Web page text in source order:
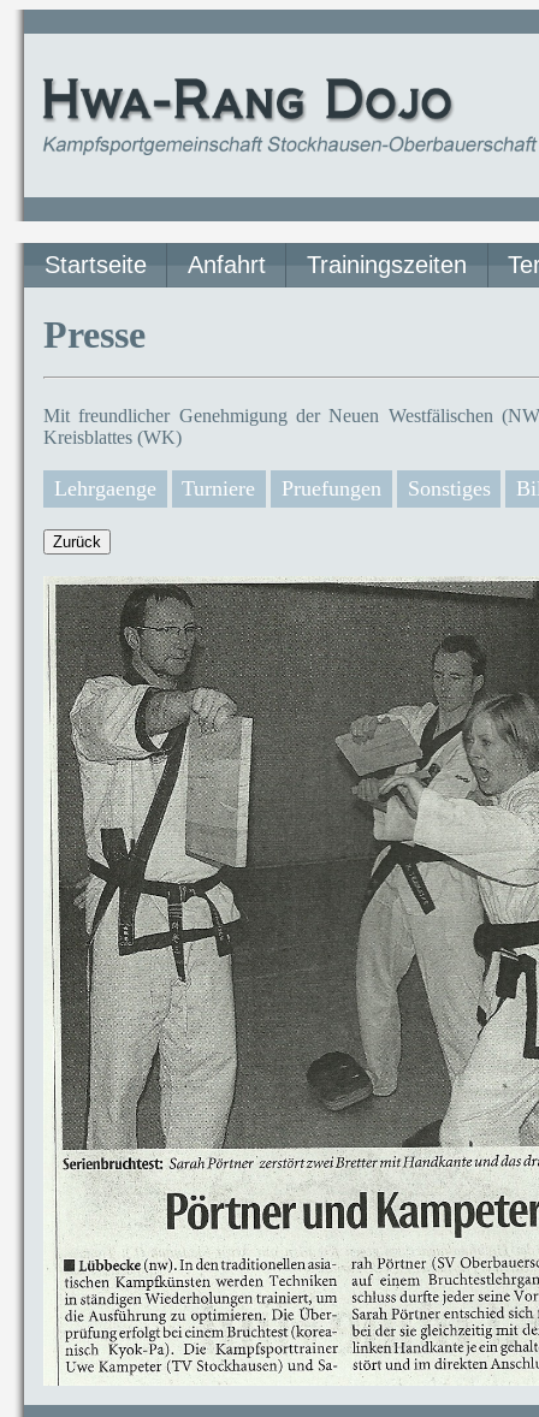
Startseite Anfahrt Trainingszeiten
Presse
Mit freundlicher Genehmigung der Neuen Westfälischen
Kreisblattes (WK)
Lehrgaenge Turniere Pruefungen Sonstiges